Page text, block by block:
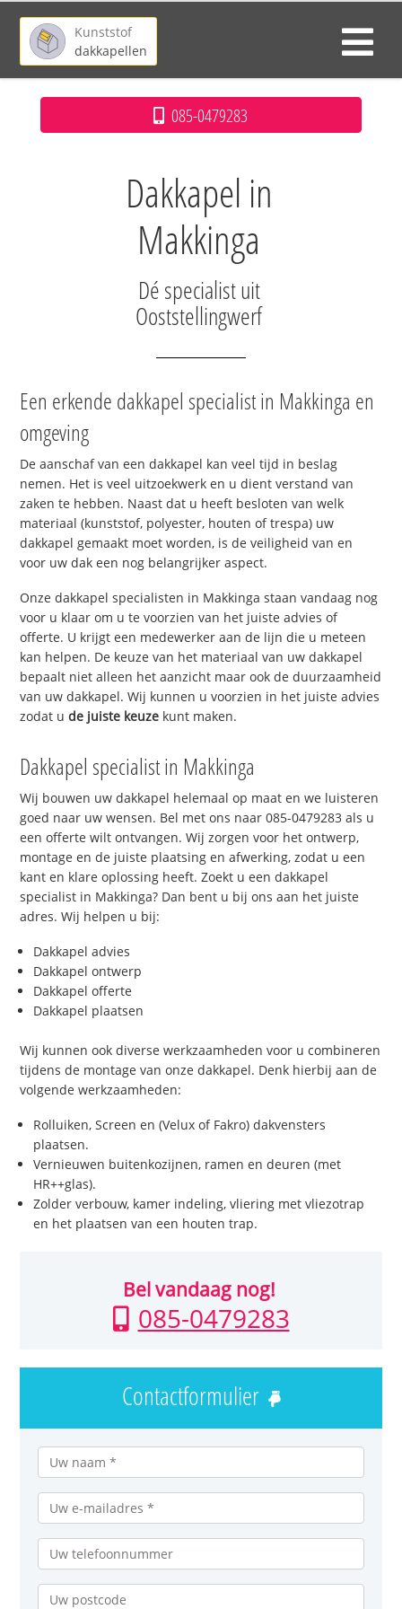
Kunststof
dakkapellen
085-0479283
Dakkapel in
Makkinga
Dé specialist uit
Ooststellingwerf
Een erkende dakkapel specialist in Makkinga en
omgeving
De aanschaf van een dakkapel kan veel tijd in beslag
nemen. Het is veel uitzoekwerk en u dient verstand van
zaken te hebben. Naast dat u heeft besloten van welk
materiaal (kunststof, polyester, houten of trespa) uw
dakkapel gemaakt moet worden, is de veiligheid van en
voor uw dak een nog belangrijker aspect.
Onze dakkapel specialisten in Makkinga staan vandaag nog
voor u klaar om u te voorzien van het juiste advies of
offerte. U krijgt een medewerker aan de lijn die u meteen
kan helpen. De keuze van het materiaal van uw dakkapel
bepaalt niet alleen het aanzicht maar ook de duurzaamheid
van uw dakkapel. Wij kunnen u voorzien in het juiste advies
zodat ude juiste keuze kunt maken.
Dakkapel specialist in Makkinga
Wij bouwen uw dakkapel helemaal op maat en we luisteren
goed naar uw wensen. Bel met ons naar 085-0479283 als u
een offerte wilt ontvangen. Wij zorgen voor het ontwerp,
montage en de juiste plaatsing en afwerking, zodat u een
kant en klare oplossing heeft. Zoekt u een dakkapel
specialist in Makkinga? Dan bent u bij ons aan het juiste
adres. Wij helpen u bij:
Dakkapel advies
Dakkapel ontwerp
Dakkapel offerte
Dakkapel plaatsen
Wij kunnen ook diverse werkzaamheden voor u combineren
tijdens de montage van onze dakkapel. Denk hierbij aan de
volgende werkzaamheden:
Rolluiken, Screen en (Velux of Fakro) dakvensters
plaatsen.
Vernieuwen buitenkozijnen, ramen en deuren (met
HR++glas).
Zolder verbouw, kamer indeling, vliering met vliezotrap
en het plaatsen van een houten trap.
Bel vandaag nog!
085-0479283
Contactformulier